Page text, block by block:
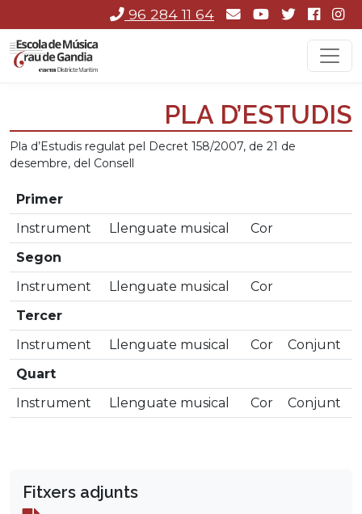
96 284 11 64
PLA D’ESTUDIS
Pla d’Estudis regulat pel Decret 158/2007, de 21 de
desembre, del Consell
Primer
Instrument
Llenguate musical
Cor
Segon
Instrument
Llenguate musical
Cor
Tercer
Instrument
Llenguate musical Cor
Conjunt
Quart
Instrument
Llenguate musical Cor Conjunt
Fitxers adjunts